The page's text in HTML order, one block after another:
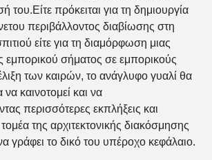
του.Είτε πρόκειται για τη δημιουργία
περιβάλλοντος διαβίωσης στη
είτε για τη διαμόρφωση μιας
εμπορικού σήματος σε εμπορικούς
των καιρών, το ανάγλυφο γυαλί θα
να καινοτομεί και να
περισσότερες εκπλήξεις και
της αρχιτεκτονικής διακόσμησης
γράφει το δικό του υπέροχο κεφάλαιο.